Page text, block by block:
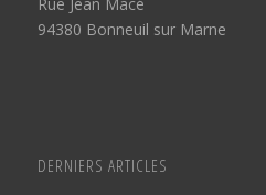
Rue Jean Macé
94380 Bonneuil sur Marne
DERNIERS ARTICLES